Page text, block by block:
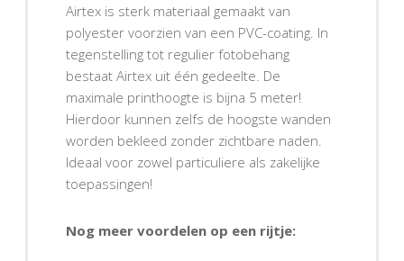
Airtex is sterk materiaal gemaakt van
polyester voorzien van een PVC-coating. In
tegenstelling tot regulier fotobehang
bestaat Airtex uit één gedeelte. De
maximale printhoogte is bijna 5 meter!
Hierdoor kunnen zelfs de hoogste wanden
worden bekleed zonder zichtbare naden.
Ideaal voor zowel particuliere als zakelijke
toepassingen!
Nog meer voordelen op een rijtje: